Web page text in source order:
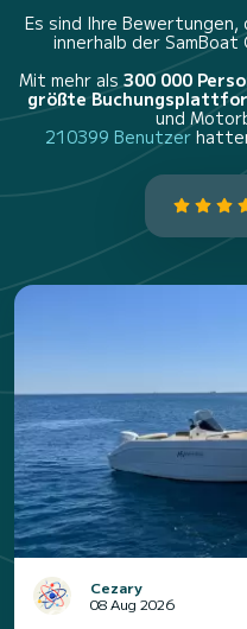
Es sind Ihre
innerhalb der SamBoat
Mit mehr als 300 000
größte
und
210399 Benutzer
Cezary
08 Aug 2026